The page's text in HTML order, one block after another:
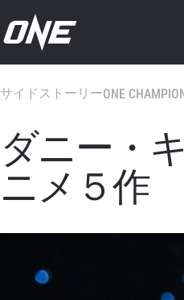
サイドストーリーONE
ダニー・
ニメ５作